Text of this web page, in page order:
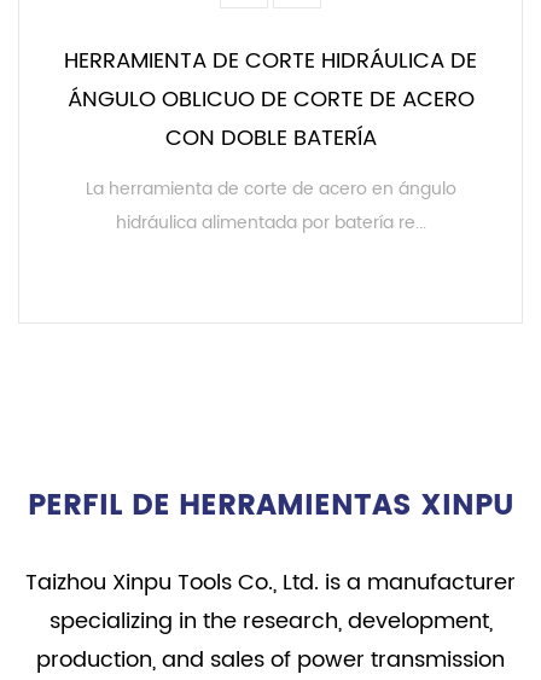
HERRAMIENTA DE CORTE HIDRÁULICA DE
ÁNGULO OBLICUO DE CORTE DE ACERO
CON DOBLE BATERÍA
La herramienta de corte de acero en ángulo
hidráulica alimentada por batería re...
PERFIL DE HERRAMIENTAS XINPU
Taizhou Xinpu Tools Co., Ltd. is a manufacturer
specializing in the research, development,
production, and sales of power transmission